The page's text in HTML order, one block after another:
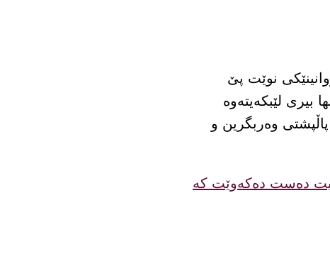
نوێت پێ
بیری لێبکەیتەوە
وەربگرین و
دەست دەکەوێت کە